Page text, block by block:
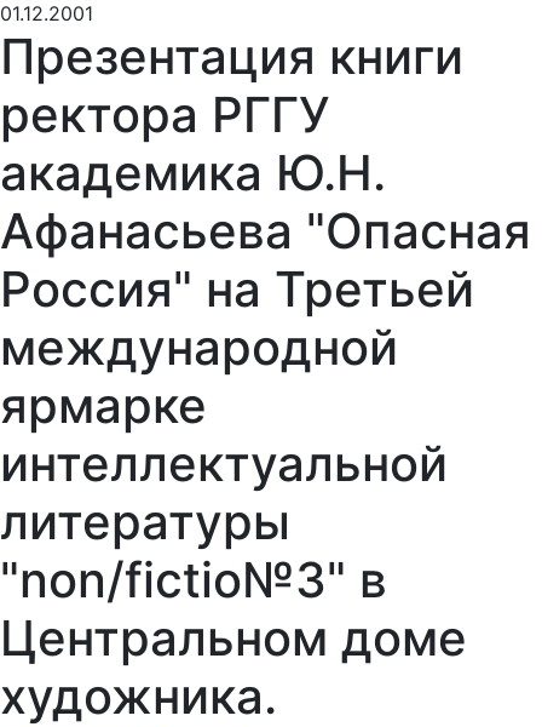
01.12.2001
Презентация книги
ректора РГГУ
академика Ю.Н.
Афанасьева "Опасная
Россия" на Третьей
международной
ярмарке
интеллектуальной
литературы
"non/fictio№3" в
Центральном доме
художника.